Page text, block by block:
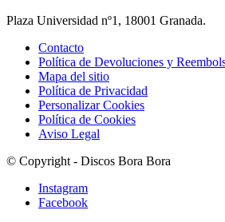
Plaza Universidad nº1, 18001 Granada.
Contacto
Política de Devoluciones y
Mapa del sitio
Política de Privacidad
Personalizar Cookies
Política de Cookies
Aviso Legal
© Copyright - Discos Bora Bora
Instagram
Facebook